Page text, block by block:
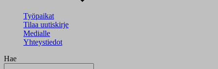
Työpaikat
Tilaa uutiskirje
Medialle
Yhteystiedot
Hae